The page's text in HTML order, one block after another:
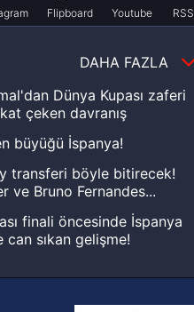
Flipboard Youtube RSS
DAHA FAZLA
Dünya Kupası zaferi
çeken davranış
büyüğü İspanya!
transferi böyle bitirecek!
ve Bruno Fernandes...
finali öncesinde İspanya
can sıkan gelişme!